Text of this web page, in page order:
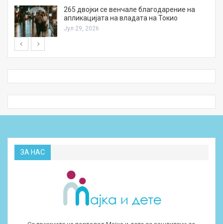
265 двојки се венчале благодарение на
апликацијата на владата на Токио
Јул 29, 2026
ЗА НАС